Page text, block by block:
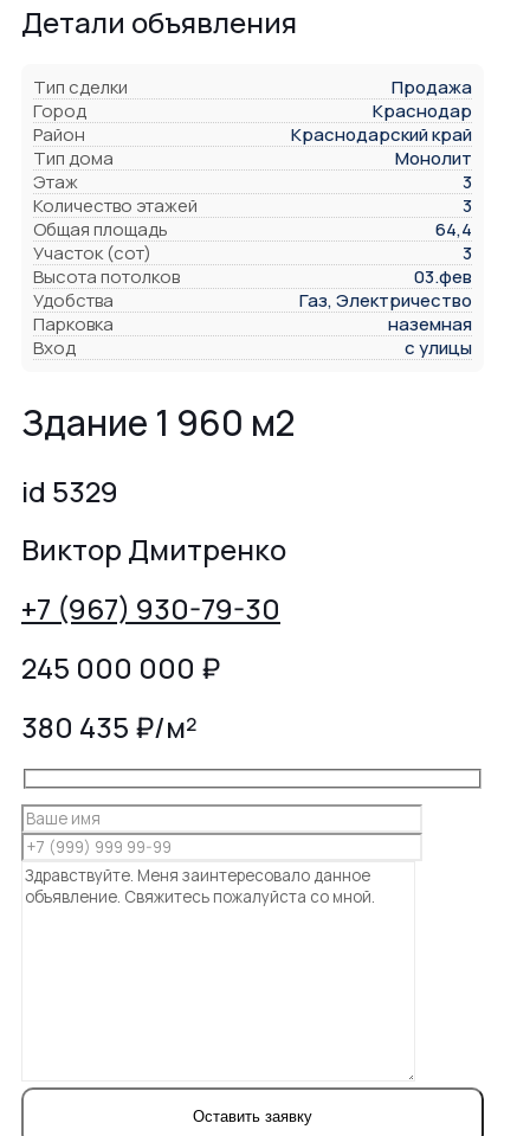
Детали объявления
Тип сделки
Продажа
Город
Краснодар
Район
Краснодарский край
Тип дома
Монолит
Этаж
3
Количество этажей
3
Общая площадь
64,4
Участок (сот)
3
Высота потолков
03.фев
Удобства
Газ, Электричество
Парковка
наземная
Вход
с улицы
Здание 1 960 м2
id 5329
Виктор Дмитренко
+7 (967) 930-79-30
245 000 000 ₽
380 435 ₽/м²